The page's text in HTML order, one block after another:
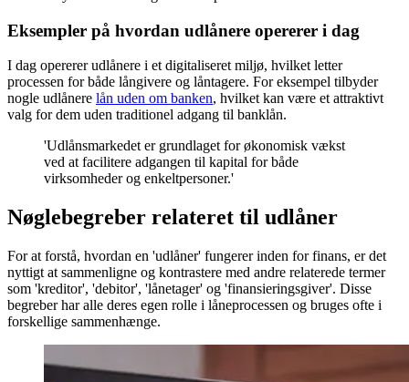
Eksempler på hvordan udlånere opererer i dag
I dag opererer udlånere i et digitaliseret miljø, hvilket letter
processen for både långivere og låntagere. For eksempel tilbyder
nogle udlånere lån uden om banken, hvilket kan være et attraktivt
valg for dem uden traditionel adgang til banklån.
'Udlånsmarkedet er grundlaget for økonomisk vækst
ved at facilitere adgangen til kapital for både
virksomheder og enkeltpersoner.'
Nøglebegreber relateret til udlåner
For at forstå, hvordan en 'udlåner' fungerer inden for finans, er det
nyttigt at sammenligne og kontrastere med andre relaterede termer
som 'kreditor', 'debitor', 'lånetager' og 'finansieringsgiver'. Disse
begreber har alle deres egen rolle i låneprocessen og bruges ofte i
forskellige sammenhænge.